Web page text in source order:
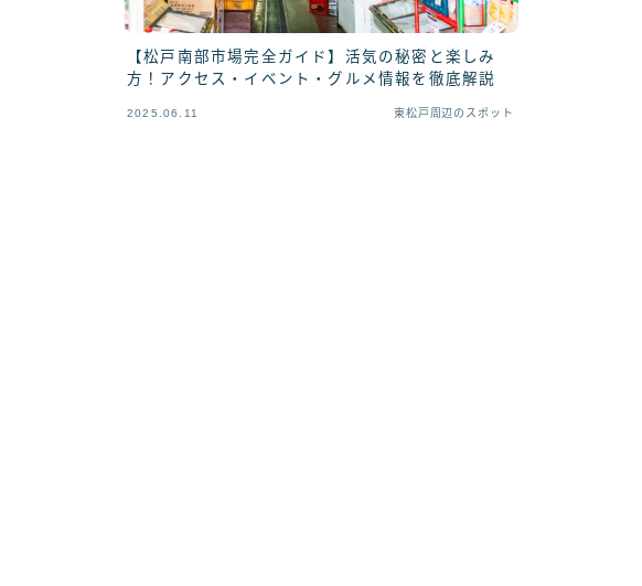
【松戸南部市場完全ガイド】活気の秘密と楽しみ
方！アクセス・イベント・グルメ情報を徹底解説
2025.06.11 東松戸周辺のスポット